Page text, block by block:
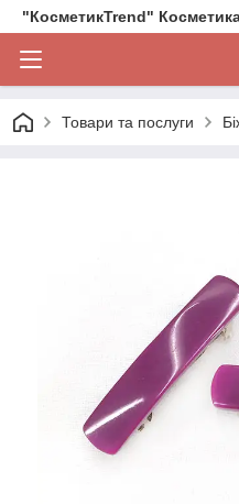
"КосметикTrend"
Товари та послуги